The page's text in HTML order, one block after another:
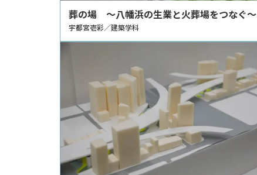
葬の場 ～八幡浜の生業と火葬場をつなぐ～
宇都宮壱彩／建築学科